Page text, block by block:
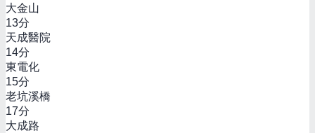
大金山
13分
天成醫院
14分
東電化
15分
老坑溪橋
17分
大成路